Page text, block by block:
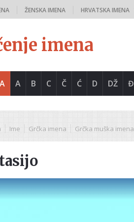
ŽENSKA IMENA HRVATSKA IMENA
imena
A B C Č Ć D DŽ Đ
Ime Grčka imena Grčka muška imena